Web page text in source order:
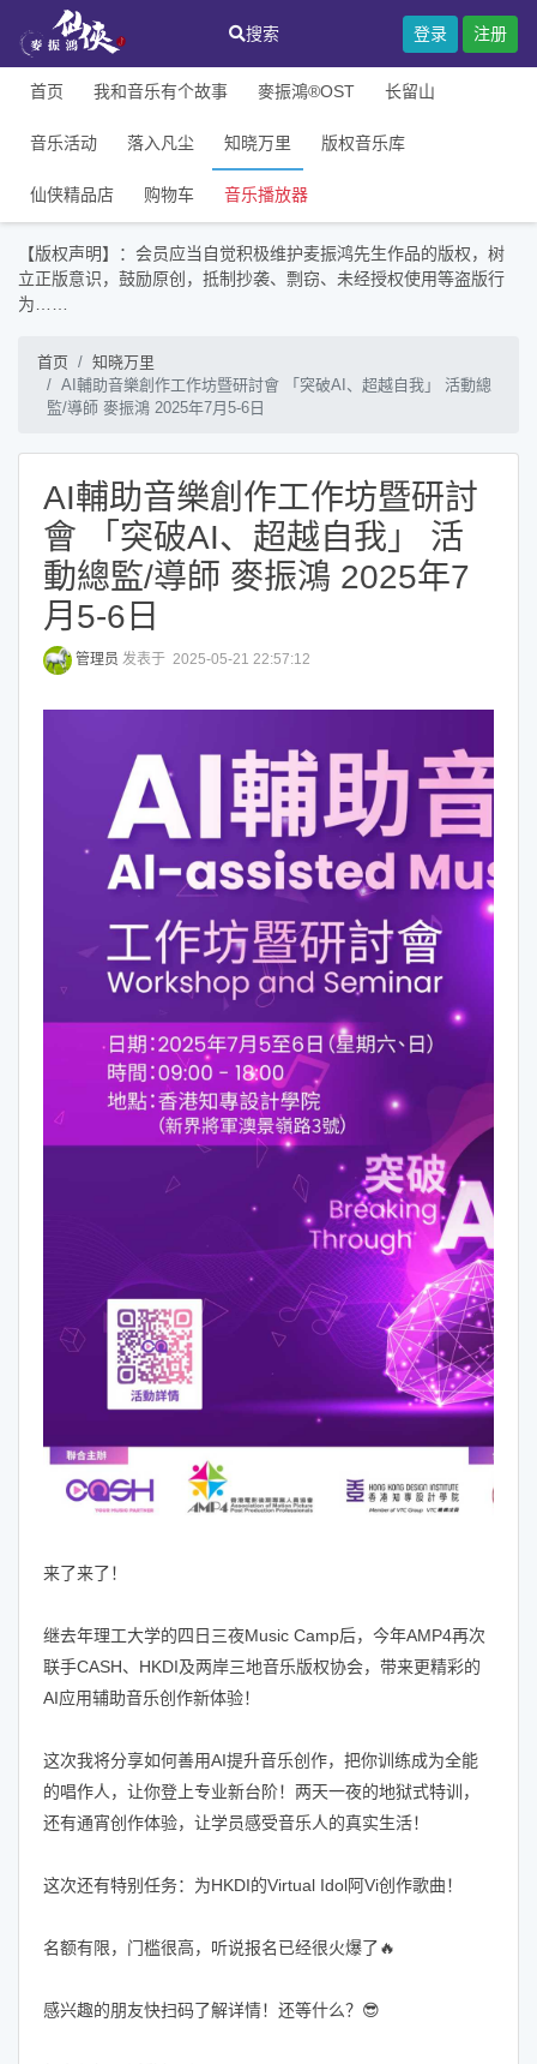
搜索 登录 注册
首页 我和音乐有个故事 麥振鴻®OST 长留山
音乐活动 落入凡尘 知晓万里 版权音乐库
仙侠精品店 购物车 音乐播放器
【版权声明】：会员应当自觉积极维护麦振鸿先生作品的版权，树
立正版意识，鼓励原创，抵制抄袭、剽窃、未经授权使用等盗版行
为……
首页
知晓万里
AI輔助音樂創作工作坊暨研討會 「突破AI、超越自我」 活動總
監/導師 麥振鴻 2025年7月5-6日
AI輔助音樂創作工作坊暨研討
會 「突破AI、超越自我」 活
動總監/導師 麥振鴻 2025年7
月5-6日
管理员 发表于 2025-05-21 22:57:12
来了来了！
继去年理工大学的四日三夜Music Camp后，今年AMP4再次
联手CASH、HKDI及两岸三地音乐版权协会，带来更精彩的
AI应用辅助音乐创作新体验！
这次我将分享如何善用AI提升音乐创作，把你训练成为全能
的唱作人，让你登上专业新台阶！两天一夜的地狱式特训，
还有通宵创作体验，让学员感受音乐人的真实生活！
这次还有特别任务：为HKDI的Virtual Idol阿Vi创作歌曲！
名额有限，门槛很高，听说报名已经很火爆了🔥
感兴趣的朋友快扫码了解详情！还等什么？😎